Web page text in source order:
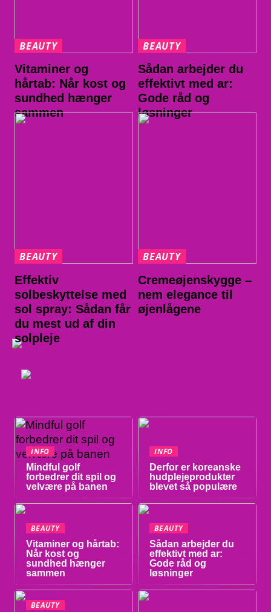
BEAUTY
Vitaminer og
hårtab: Når kost og
sundhed hænger
sammen
BEAUTY
Sådan arbejder du
effektivt med ar:
Gode råd og
løsninger
BEAUTY
Effektiv
solbeskyttelse med
sol spray: Sådan får
du mest ud af din
solpleje
BEAUTY
Cremeøjenskygge –
nem elegance til
øjenlågene
INFO
Mindful golf
forbedrer dit spil og
velvære på banen
INFO
Derfor er koreanske
hudplejeprodukter
blevet så populære
BEAUTY
Vitaminer og hårtab:
Når kost og
sundhed hænger
sammen
BEAUTY
Sådan arbejder du
effektivt med ar:
Gode råd og
løsninger
BEAUTY